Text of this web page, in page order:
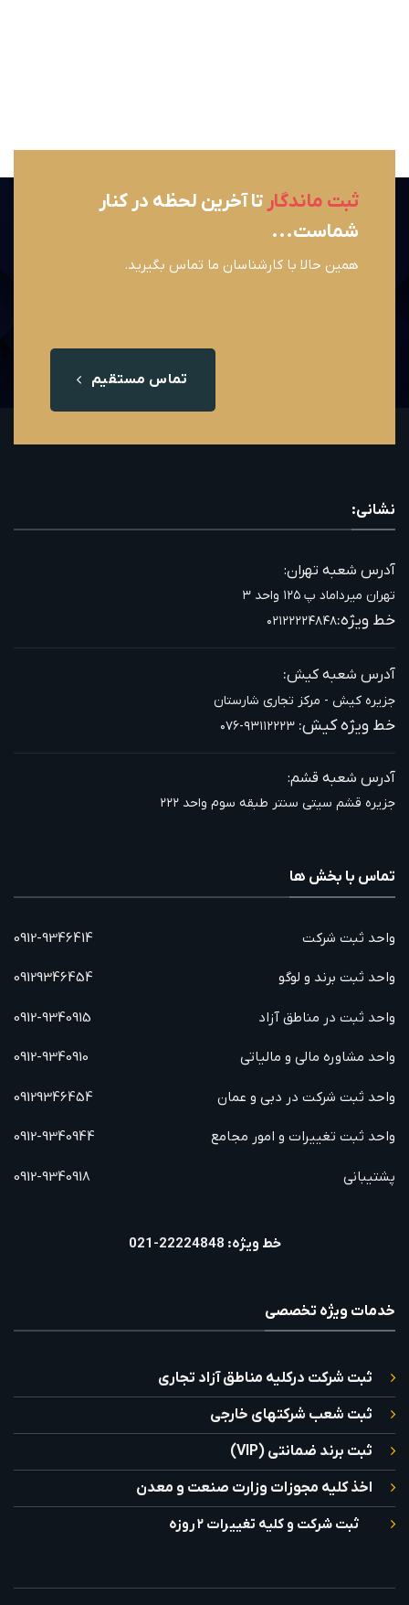
ثبت ماندگار تا آخرین لحظه در کنار
شماست...
همین حالا با کارشناسان ما تماس بگیرید.
تماس مستقیم
نشانی:
آدرس شعبه تهران:
تهران میرداماد پ ۱۲۵ واحد ۳
خط ویژه:۰۲۱۲۲۲۲۴۸۴۸
آدرس شعبه کیش:
جزیره کیش - مرکز تجاری شارستان
خط ویژه کیش: ۰۷۶-۹۳۱۱۲۲۲۳
آدرس شعبه قشم:
جزیره قشم سیتی سنتر طبقه سوم واحد ۲۲۲
تماس با بخش ها
واحد ثبت شرکت
واحد ثبت برند و لوگو
واحد ثبت در مناطق آزاد
واحد مشاوره مالی و مالیاتی
واحد ثبت شرکت در دبی و عمان
واحد ثبت تغییرات و امور مجامع
پشتیبانی
0912-9346414
09129346454
0912-9340915
0912-9340910
09129346454
0912-9340944
0912-9340918
خط ویژه: 22224848-021
خدمات ویژه تخصصی
ثبت شرکت درکلیه مناطق آزاد تجاری
ثبت شعب شرکتهای خارجی
ثبت برند ضمانتی (VIP)
اخذ کلیه مجوزات وزارت صنعت و معدن
ثبت شرکت و کلیه تغییرات ۲ روزه